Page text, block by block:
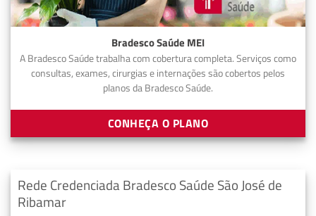
Bradesco Saúde MEI
A Bradesco Saúde trabalha com cobertura completa. Serviços como
consultas, exames, cirurgias e internações são cobertos pelos
planos da Bradesco Saúde.
CONHEÇA O PLANO
Rede Credenciada Bradesco Saúde São José de
Ribamar